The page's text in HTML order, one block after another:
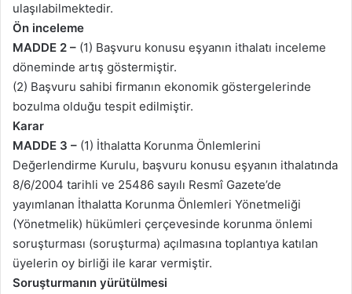
ulaşılabilmektedir.
Ön inceleme
MADDE 2 – (1) Başvuru konusu eşyanın ithalatı inceleme
döneminde artış göstermiştir.
(2) Başvuru sahibi firmanın ekonomik göstergelerinde
bozulma olduğu tespit edilmiştir.
Karar
MADDE 3 – (1) İthalatta Korunma Önlemlerini
Değerlendirme Kurulu, başvuru konusu eşyanın ithalatında
8/6/2004 tarihli ve 25486 sayılı Resmî Gazete’de
yayımlanan İthalatta Korunma Önlemleri Yönetmeliği
(Yönetmelik) hükümleri çerçevesinde korunma önlemi
soruşturması (soruşturma) açılmasına toplantıya katılan
üyelerin oy birliği ile karar vermiştir.
Soruşturmanın yürütülmesi